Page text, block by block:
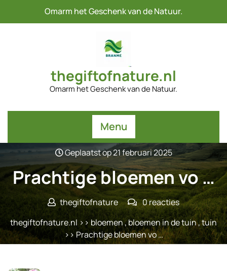
Omarm het Geschenk van de Natuur.
thegiftofnature.nl
Omarm het Geschenk van de Natuur.
Menu
Geplaatst op 21 februari 2025
Prachtige bloemen vo …
thegiftofnature
0 reacties
thegiftofnature.nl>>bloemen,bloemen in de tuin,tuin
>> Prachtige bloemen vo …